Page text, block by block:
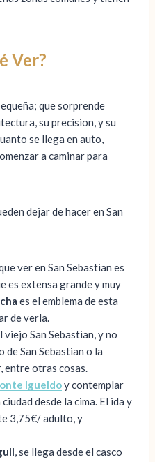
Ver?
que sorprende
su precision, y su
se llega en auto,
a caminar para
dejar de hacer en San
ver en San Sebastian es
es extensa grande y muy
es el emblema de esta
de verla.
San Sebastian, y no
San Sebastian o la
entre otras cosas.
Igueldoy contemplar
desde la cima. El ida y
3,75€/ adulto, y
, se llega desde el casco